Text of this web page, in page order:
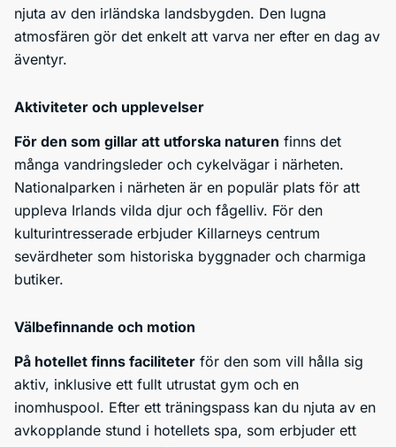
njuta av den irländska landsbygden. Den lugna
atmosfären gör det enkelt att varva ner efter en dag av
äventyr.
Aktiviteter och upplevelser
För den som gillar att utforska naturen finns det
många vandringsleder och cykelvägar i närheten.
Nationalparken i närheten är en populär plats för att
uppleva Irlands vilda djur och fågelliv. För den
kulturintresserade erbjuder Killarneys centrum
sevärdheter som historiska byggnader och charmiga
butiker.
Välbefinnande och motion
På hotellet finns faciliteter för den som vill hålla sig
aktiv, inklusive ett fullt utrustat gym och en
inomhuspool. Efter ett träningspass kan du njuta av en
avkopplande stund i hotellets spa, som erbjuder ett